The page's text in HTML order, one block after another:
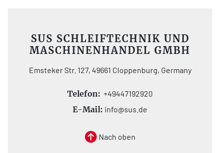
SUS SCHLEIFTECHNIK UND
MASCHINENHANDEL GMBH
Emsteker Str. 127, 49661 Cloppenburg, Germany
Telefon: +49447192920
E-Mail: info@sus.de
Nach oben